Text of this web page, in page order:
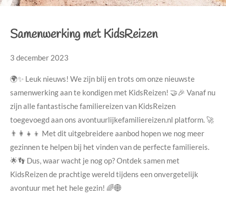
Samenwerking met KidsReizen
3 december 2023
🌍✨ Leuk nieuws! We zijn blij en trots om onze nieuwste
samenwerking aan te kondigen met KidsReizen! 🤝🎉 Vanaf nu
zijn alle fantastische familiereizen van KidsReizen
toegevoegd aan ons avontuurlijkefamiliereizen.nl platform. 🚀
👨‍👩‍👧‍👦 Met dit uitgebreidere aanbod hopen we nog meer
gezinnen te helpen bij het vinden van de perfecte familiereis.
🌟👣 Dus, waar wacht je nog op? Ontdek samen met
KidsReizen de prachtige wereld tijdens een onvergetelijk
avontuur met het hele gezin! 🌈🌐